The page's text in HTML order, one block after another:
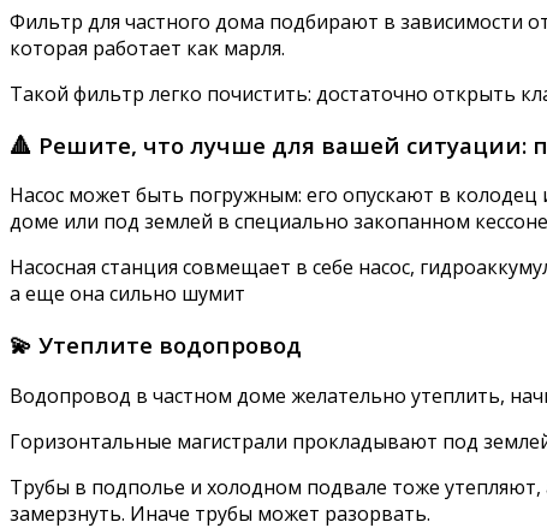
Фильтр для частного дома подбирают в зависимости
которая работает как марля.
Такой фильтр легко почистить: достаточно открыть
🔺 Решите, что лучше для вашей ситуации:
Насос может быть погружным: его опускают в
доме или под землей в специально закопанном
Насосная станция совмещает в себе насос,
а еще она сильно шумит
💫 Утеплите водопровод
Водопровод в частном доме желательно утеплить,
Горизонтальные магистрали прокладывают под
Трубы в подполье и холодном подвале тоже
замерзнуть. Иначе трубы может разорвать.